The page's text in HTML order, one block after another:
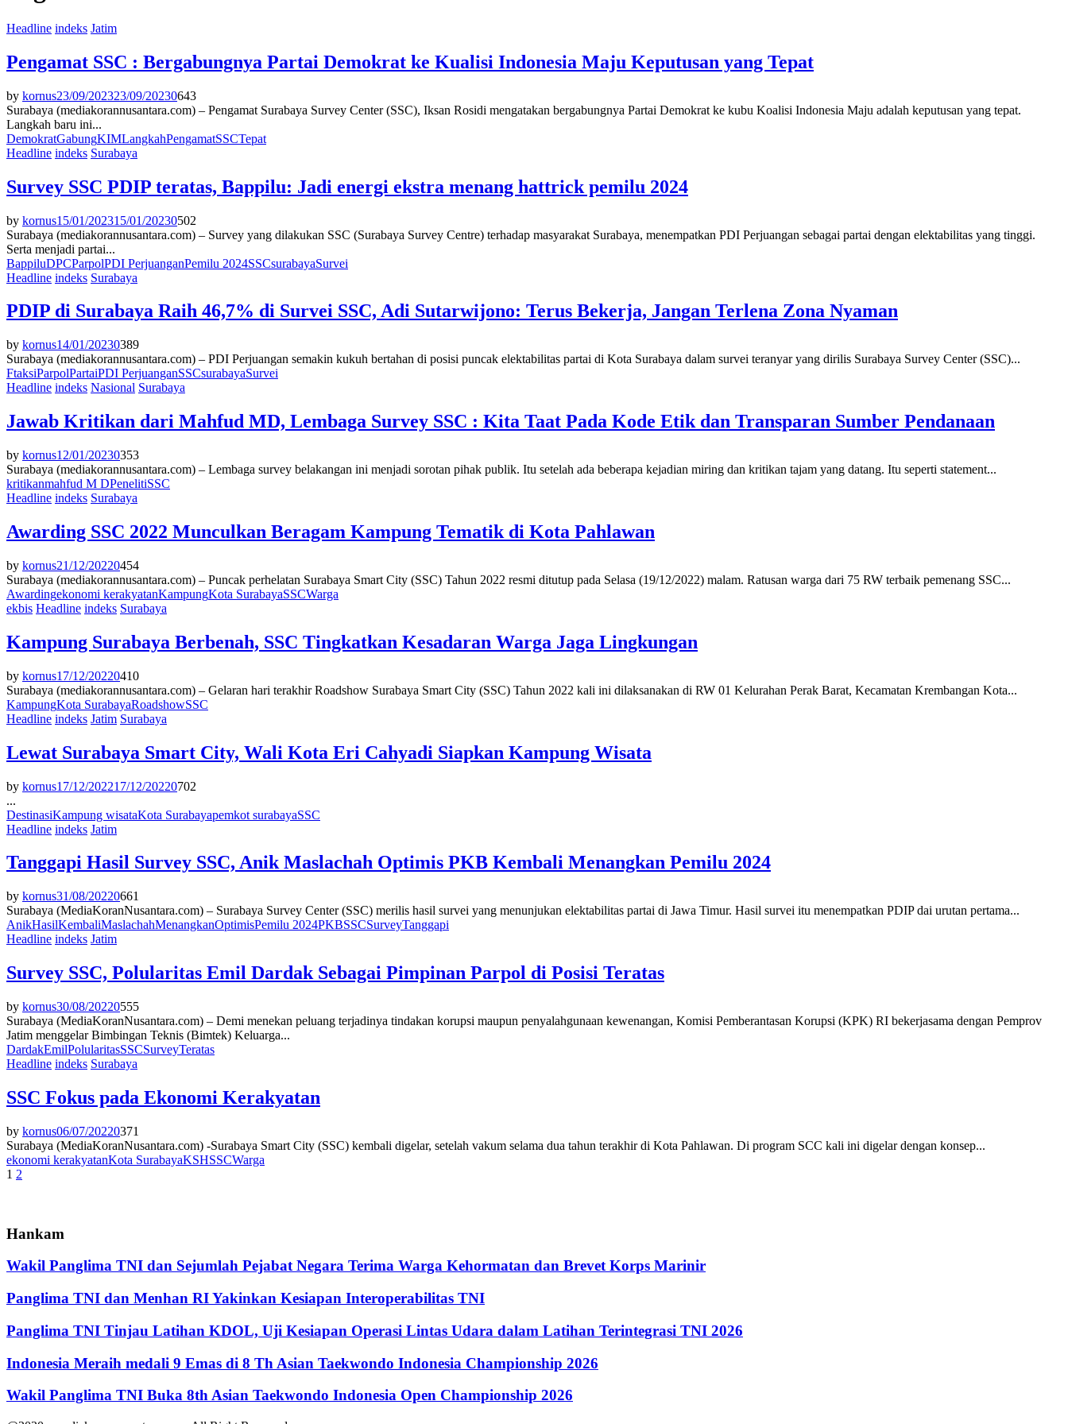
Headline indeks Jatim
Pengamat SSC : Bergabungnya Partai Demokrat ke Kualisi Indonesia Maju Keputusan yang Tepat
by kornus23/09/202323/09/20230643
Surabaya (mediakorannusantara.com) – Pengamat Surabaya Survey Center (SSC), Iksan Rosidi mengatakan bergabungnya Partai Demokrat ke kubu Koalisi Indonesia Maju adalah keputusan yang tepat.
Langkah baru ini...
DemokratGabungKIMLangkahPengamatSSCTepat
Headline indeks Surabaya
Survey SSC PDIP teratas, Bappilu: Jadi energi ekstra menang hattrick pemilu 2024
by kornus15/01/202315/01/20230502
Surabaya (mediakorannusantara.com) – Survey yang dilakukan SSC (Surabaya Survey Centre) terhadap masyarakat Surabaya, menempatkan PDI Perjuangan sebagai partai dengan elektabilitas yang tinggi.
Serta menjadi partai...
BappiluDPCParpolPDI PerjuanganPemilu 2024SSCsurabayaSurvei
Headline indeks Surabaya
PDIP di Surabaya Raih 46,7% di Survei SSC, Adi Sutarwijono: Terus Bekerja, Jangan Terlena Zona Nyaman
by kornus14/01/20230389
Surabaya (mediakorannusantara.com) – PDI Perjuangan semakin kukuh bertahan di posisi puncak elektabilitas partai di Kota Surabaya dalam survei teranyar yang dirilis Surabaya Survey Center (SSC)...
FtaksiParpolPartaiPDI PerjuanganSSCsurabayaSurvei
Headline indeks Nasional Surabaya
Jawab Kritikan dari Mahfud MD, Lembaga Survey SSC : Kita Taat Pada Kode Etik dan Transparan Sumber Pendanaan
by kornus12/01/20230353
Surabaya (mediakorannusantara.com) – Lembaga survey belakangan ini menjadi sorotan pihak publik. Itu setelah ada beberapa kejadian miring dan kritikan tajam yang datang. Itu seperti statement...
kritikanmahfud M DPenelitiSSC
Headline indeks Surabaya
Awarding SSC 2022 Munculkan Beragam Kampung Tematik di Kota Pahlawan
by kornus21/12/20220454
Surabaya (mediakorannusantara.com) – Puncak perhelatan Surabaya Smart City (SSC) Tahun 2022 resmi ditutup pada Selasa (19/12/2022) malam. Ratusan warga dari 75 RW terbaik pemenang SSC...
Awardingekonomi kerakyatanKampungKota SurabayaSSCWarga
ekbis Headline indeks Surabaya
Kampung Surabaya Berbenah, SSC Tingkatkan Kesadaran Warga Jaga Lingkungan
by kornus17/12/20220410
Surabaya (mediakorannusantara.com) – Gelaran hari terakhir Roadshow Surabaya Smart City (SSC) Tahun 2022 kali ini dilaksanakan di RW 01 Kelurahan Perak Barat, Kecamatan Krembangan Kota...
KampungKota SurabayaRoadshowSSC
Headline indeks Jatim Surabaya
Lewat Surabaya Smart City, Wali Kota Eri Cahyadi Siapkan Kampung Wisata
by kornus17/12/202217/12/20220702
...
DestinasiKampung wisataKota Surabayapemkot surabayaSSC
Headline indeks Jatim
Tanggapi Hasil Survey SSC, Anik Maslachah Optimis PKB Kembali Menangkan Pemilu 2024
by kornus31/08/20220661
Surabaya (MediaKoranNusantara.com) – Surabaya Survey Center (SSC) merilis hasil survei yang menunjukan elektabilitas partai di Jawa Timur. Hasil survei itu menempatkan PDIP dai urutan pertama...
AnikHasilKembaliMaslachahMenangkanOptimisPemilu 2024PKBSSCSurveyTanggapi
Headline indeks Jatim
Survey SSC, Polularitas Emil Dardak Sebagai Pimpinan Parpol di Posisi Teratas
by kornus30/08/20220555
Surabaya (MediaKoranNusantara.com) – Demi menekan peluang terjadinya tindakan korupsi maupun penyalahgunaan kewenangan, Komisi Pemberantasan Korupsi (KPK) RI bekerjasama dengan Pemprov
Jatim menggelar Bimbingan Teknis (Bimtek) Keluarga...
DardakEmilPolularitasSSCSurveyTeratas
Headline indeks Surabaya
SSC Fokus pada Ekonomi Kerakyatan
by kornus06/07/20220371
Surabaya (MediaKoranNusantara.com) -Surabaya Smart City (SSC) kembali digelar, setelah vakum selama dua tahun terakhir di Kota Pahlawan. Di program SCC kali ini digelar dengan konsep...
ekonomi kerakyatanKota SurabayaKSHSSCWarga
Paginasi
1 2
Hankam
Wakil Panglima TNI dan Sejumlah Pejabat Negara Terima Warga Kehormatan dan Brevet Korps Marinir
Panglima TNI dan Menhan RI Yakinkan Kesiapan Interoperabilitas TNI
Panglima TNI Tinjau Latihan KDOL, Uji Kesiapan Operasi Lintas Udara dalam Latihan Terintegrasi TNI 2026
Indonesia Meraih medali 9 Emas di 8 Th Asian Taekwondo Indonesia Championship 2026
Wakil Panglima TNI Buka 8th Asian Taekwondo Indonesia Open Championship 2026